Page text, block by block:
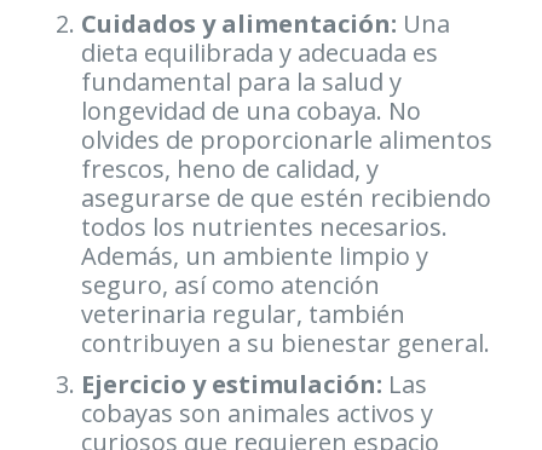
Cuidados y alimentación: Una
dieta equilibrada y adecuada es
fundamental para la salud y
longevidad de una cobaya. No
olvides de proporcionarle alimentos
frescos, heno de calidad, y
asegurarse de que estén recibiendo
todos los nutrientes necesarios.
Además, un ambiente limpio y
seguro, así como atención
veterinaria regular, también
contribuyen a su bienestar general.
Ejercicio y estimulación: Las
cobayas son animales activos y
curiosos que requieren espacio